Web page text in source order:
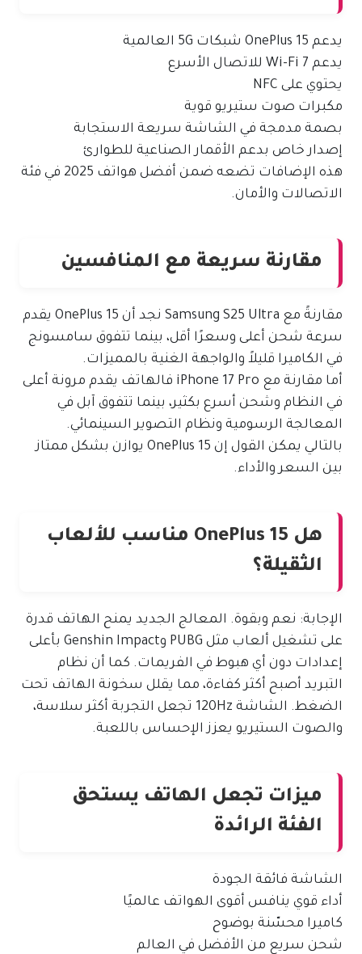
يدعم OnePlus 15 شبكات 5G العالمية
يدعم Wi-Fi 7 للاتصال الأسرع
يحتوي على NFC
مكبرات صوت ستيريو قوية
بصمة مدمجة في الشاشة سريعة الاستجابة
إصدار خاص بدعم الأقمار الصناعية للطوارئ
هذه الإضافات تضعه ضمن أفضل هواتف 2025 في فئة
الاتصالات والأمان.
مقارنة سريعة مع المنافسين
مقارنةً مع Samsung S25 Ultra نجد أن OnePlus 15 يقدم
سرعة شحن أعلى وسعرًا أقل، بينما تتفوق سامسونج
في الكاميرا قليلاً والواجهة الغنية بالمميزات.
أما مقارنة مع iPhone 17 Pro فالهاتف يقدم مرونة أعلى
في النظام وشحن أسرع بكثير، بينما تتفوق آبل في
المعالجة الرسومية ونظام التصوير السينمائي.
بالتالي يمكن القول إن OnePlus 15 يوازن بشكل ممتاز
بين السعر والأداء.
هل OnePlus 15 مناسب للألعاب
الثقيلة؟
الإجابة: نعم وبقوة. المعالج الجديد يمنح الهاتف قدرة
على تشغيل ألعاب مثل PUBG وGenshin Impact بأعلى
إعدادات دون أي هبوط في الفريمات. كما أن نظام
التبريد أصبح أكثر كفاءة، مما يقلل سخونة الهاتف تحت
الضغط. الشاشة 120Hz تجعل التجربة أكثر سلاسة،
والصوت الستيريو يعزز الإحساس باللعبة.
ميزات تجعل الهاتف يستحق
الفئة الرائدة
الشاشة فائقة الجودة
أداء قوي ينافس أقوى الهواتف عالميًا
كاميرا محسّنة بوضوح
شحن سريع من الأفضل في العالم